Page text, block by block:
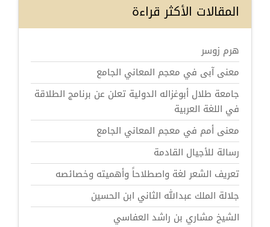
المقالات الأكثر قراءة
هرم زوسر
معنى آبى في معجم المعاني الجامع
جامعة طلال أبوغزاله الدولية تعلن عن برنامج الطلاقة
في اللغة العربية
معنى أمم في معجم المعاني الجامع
رسالة للأجيال القادمة
تعريف الشعر لغة واصطلاحاً وأهميته وخصائصه
جلالة الملك عبدالله الثاني ابن الحسين
الشيخ مشاري بن راشد العفاسي